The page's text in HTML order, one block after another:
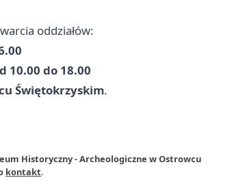
oddziałów:
10.00 do 18.00
Świętokrzyskim.
Historyczny - Archeologiczne w Ostrowcu
kontakt.